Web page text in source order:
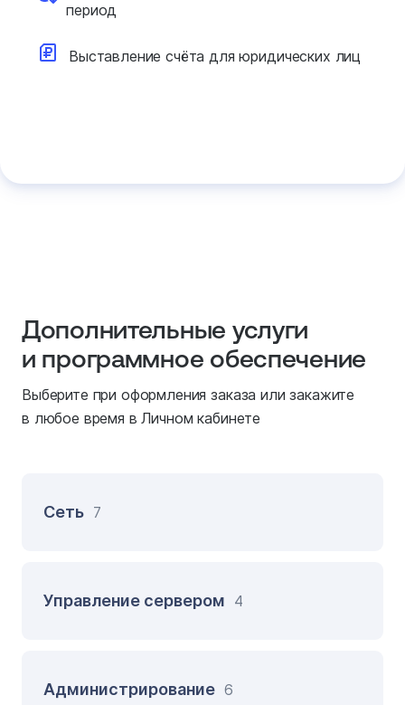
период
Выставление счёта дляюридических лиц
Дополнительные услуги
и программное обеспечение
Выберите при оформления заказа или закажите
в любое время в Личном кабинете
Сеть 7
Управление сервером 4
Администрирование 6